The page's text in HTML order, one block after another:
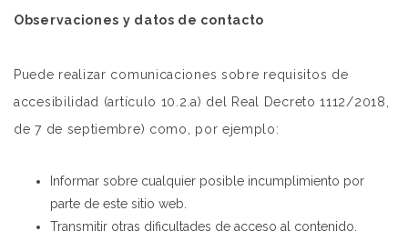
Observaciones y datos de contacto
Puede realizar comunicaciones sobre requisitos de
accesibilidad (artículo 10.2.a) del Real Decreto 1112/2018,
de 7 de septiembre) como, por ejemplo:
Informar sobre cualquier posible incumplimiento por
parte de este sitio web.
Transmitir otras dificultades de acceso al contenido.